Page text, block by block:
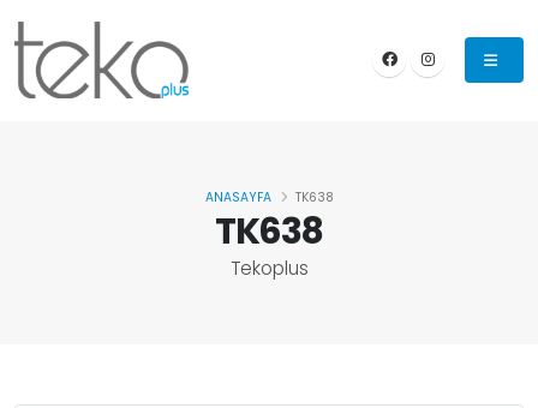
TK638
Tekoplus
ANASAYFA TK638